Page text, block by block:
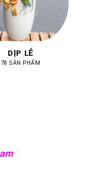
DỊP LỄ
78 SẢN PHẨM